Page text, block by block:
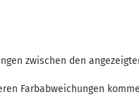
zwischen den
Farbabweichungen